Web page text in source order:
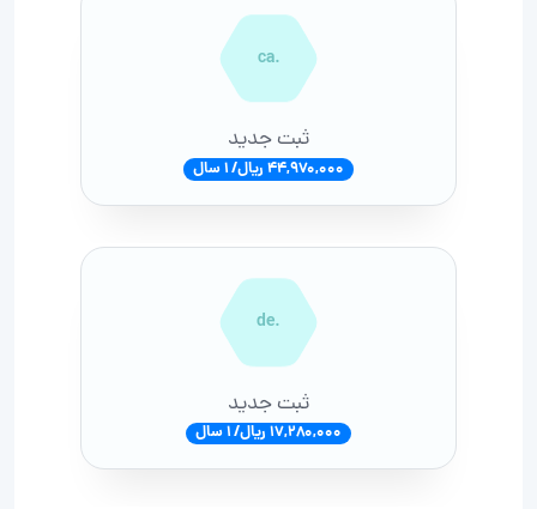
.ca
ثبت جدید
44,970,000 ریال/ 1 سال
.de
ثبت جدید
17,280,000 ریال/ 1 سال